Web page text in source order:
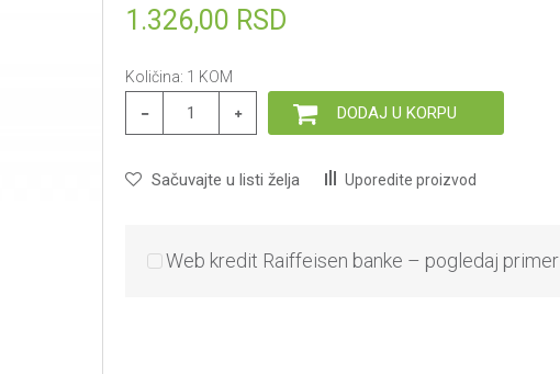
1.326,00 RSD
Količina: 1 KOM
DODAJ U KORPU
Sačuvajte u listi želja Uporedite proizvod
Web kredit Raiffeisen banke – pogledaj primer